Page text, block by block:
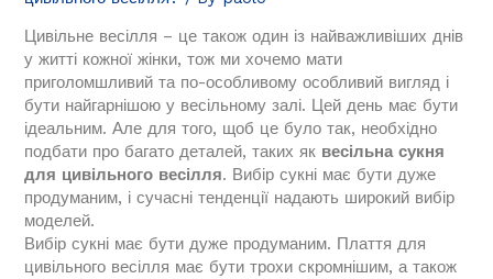
Цивільне весілля – це також один із найважливіших днів
у житті кожної жінки, тож ми хочемо мати
приголомшливий та по-особливому особливий вигляд і
бути найгарнішою у весільному залі. Цей день має бути
ідеальним. Але для того, щоб це було так, необхідно
подбати про багато деталей, таких як весільна сукня
для цивільного весілля. Вибір сукні має бути дуже
продуманим, і сучасні тенденції надають широкий вибір
моделей.
Вибір сукні має бути дуже продуманим. Плаття для
цивільного весілля має бути трохи скромнішим, а також